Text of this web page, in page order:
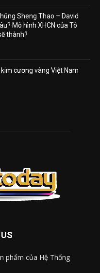
Sheng Thao – David
Mô hình XHCN của Tô
thành?
cương vàng Việt Nam
phẩm của Hệ Thống